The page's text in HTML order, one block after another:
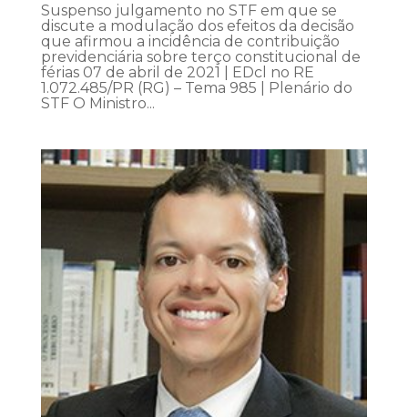
Suspenso julgamento no STF em que se
discute a modulação dos efeitos da decisão
que afirmou a incidência de contribuição
previdenciária sobre terço constitucional de
férias 07 de abril de 2021 | EDcl no RE
1.072.485/PR (RG) – Tema 985 | Plenário do
STF O Ministro...